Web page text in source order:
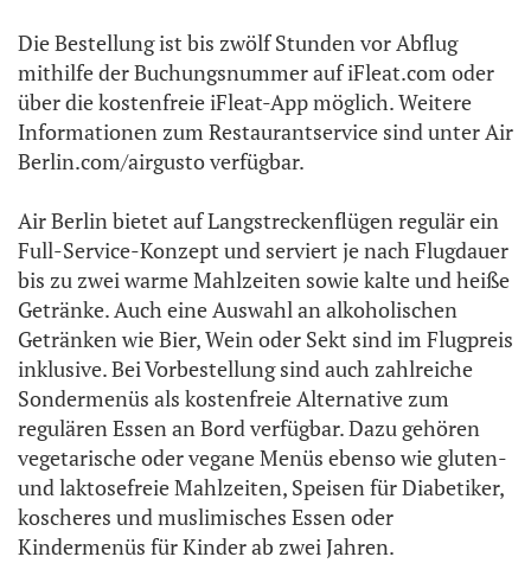
Die Bestellung ist bis zwölf Stunden vor Abflug
mithilfe der Buchungsnummer auf iFleat.com oder
über die kostenfreie iFleat-App möglich. Weitere
Informationen zum Restaurantservice sind unter Air
Berlin.com/airgusto verfügbar.
Air Berlin bietet auf Langstreckenflügen regulär ein
Full-Service-Konzept und serviert je nach Flugdauer
bis zu zwei warme Mahlzeiten sowie kalte und heiße
Getränke. Auch eine Auswahl an alkoholischen
Getränken wie Bier, Wein oder Sekt sind im Flugpreis
inklusive. Bei Vorbestellung sind auch zahlreiche
Sondermenüs als kostenfreie Alternative zum
regulären Essen an Bord verfügbar. Dazu gehören
vegetarische oder vegane Menüs ebenso wie gluten-
und laktosefreie Mahlzeiten, Speisen für Diabetiker,
koscheres und muslimisches Essen oder
Kindermenüs für Kinder ab zwei Jahren.